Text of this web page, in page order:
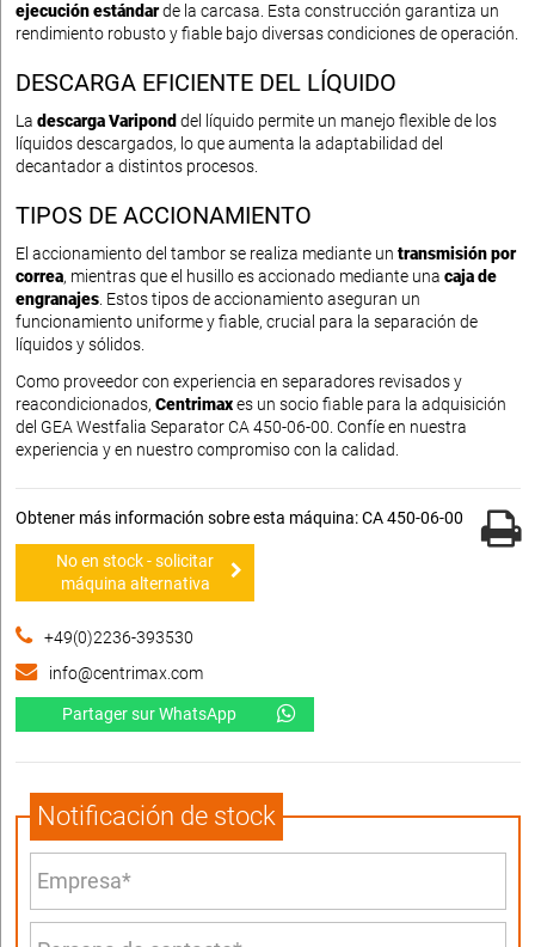
ejecución estándarde la carcasa. Esta construcción garantiza un
rendimiento robusto y fiable bajo diversas condiciones de operación.
DESCARGA EFICIENTE DEL LÍQUIDO
La descarga Varipond del líquido permite un manejo flexible de los
líquidos descargados, lo que aumenta la adaptabilidad del
decantador a distintos procesos.
TIPOS DE ACCIONAMIENTO
El accionamiento del tambor se realiza mediante un transmisión por
correa, mientras que el husillo es accionado mediante una caja de
engranajes. Estos tipos de accionamiento aseguran un
funcionamiento uniforme y fiable, crucial para la separación de
líquidos y sólidos.
Como proveedor con experiencia en separadores revisados y
reacondicionados, Centrimaxes un socio fiable para la adquisición
del GEA Westfalia Separator CA 450-06-00. Confíe en nuestra
experiencia y en nuestro compromiso con la calidad.
Obtener más información sobre esta máquina: CA 450-06-00
No en stock - solicitar
máquina alternativa
+49(0)2236-393530
info@centrimax.com
Partager sur WhatsApp
Notificación de stock